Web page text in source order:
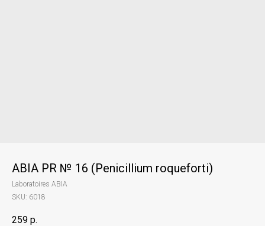
ABIA PR № 16 (Penicillium roqueforti)
Laboratoires ABIA
SKU: 6018
259 р.